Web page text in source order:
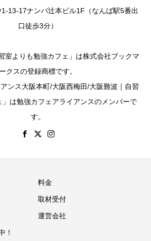
13-17ナンバ辻本ビル1F（なんば駅5番出
口徒歩3分）
室よりも勉強カフェ」は株式会社ブックマ
ークスの登録商標です。
アンス大阪本町/大阪西梅田/大阪難波｜自習
は勉強カフェアライアンスのメンバーで
す。
料金
取材受付
運営会社
！